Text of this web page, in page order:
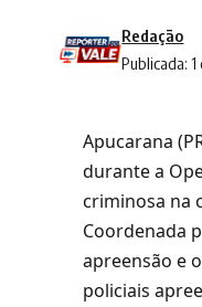
Publicada:
Redação
Apucarana
durante a
criminosa na
Coordenada
apreensão e
policiais